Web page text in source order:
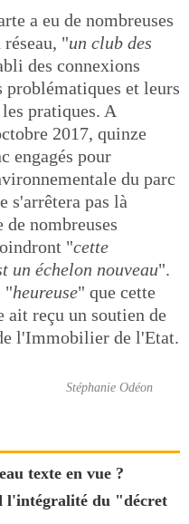
a eu de nombreuses
"un club des
des connexions
problématiques et leurs
pratiques. A
2017, quinze
engagés pour
du parc
s'arrêtera pas là
nombreuses
"cette
un échelon nouveau".
"heureuse" que cette
ait reçu un soutien de
l'Immobilier de l'Etat.
Stéphanie Odéon
texte en vue ?
l'intégralité du "décret